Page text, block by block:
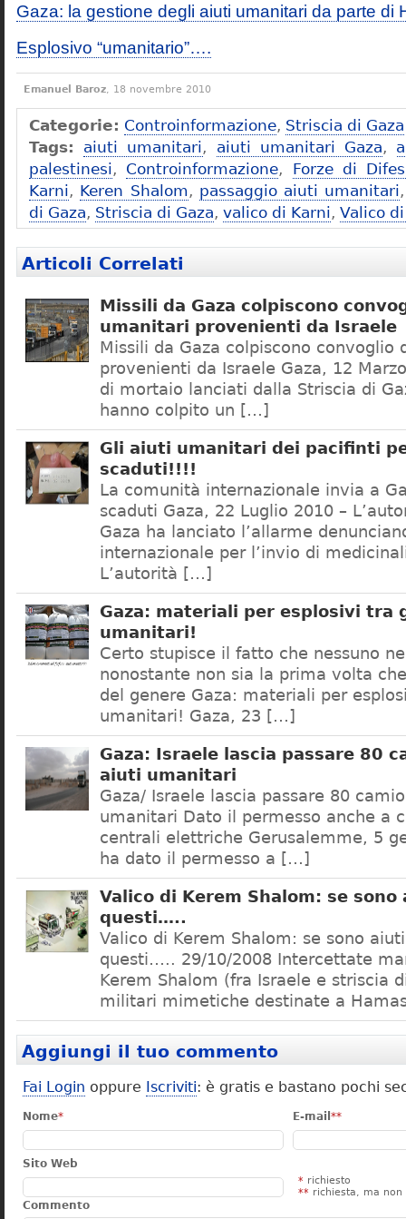
Gaza: la gestione degli aiuti umanitari da parte di
Esplosivo “umanitario”….
Emanuel Baroz, 18 novembre 2010
Categorie: Controinformazione, Striscia di Gaza
Tags:
aiuti umanitari, aiuti umanitari Gaza,
palestinesi, Controinformazione, Forze di
Karni, Keren Shalom, passaggio aiuti umanitari
di Gaza, Striscia di Gaza, valico di Karni, Valico
Articoli Correlati
Missili da Gaza colpiscono
umanitari provenienti da Israele
Missili da Gaza colpiscono
provenienti da Israele Gaza, 12
di mortaio lanciati dalla Striscia di
hanno colpito un […]
Gli aiuti umanitari dei pacifinti
scaduti!!!!
La comunità internazionale invia a
scaduti Gaza, 22 Luglio 2010 –
Gaza ha lanciato l’allarme
internazionale per l’invio di
L’autorità […]
Gaza: materiali per esplosivi tra
umanitari!
Certo stupisce il fatto che nessuno
nonostante non sia la prima volta
del genere Gaza: materiali per
umanitari! Gaza, 23 […]
Gaza: Israele lascia passare 80
aiuti umanitari
Gaza/ Israele lascia passare 80
umanitari Dato il permesso anche a
centrali elettriche Gerusalemme, 5
ha dato il permesso a […]
Valico di Kerem Shalom: se
questi…..
Valico di Kerem Shalom: se sono
questi….. 29/10/2008 Intercettate
Kerem Shalom (fra Israele e striscia
militari mimetiche destinate a
Aggiungi il tuo commento
Fai Login oppure Iscriviti: è gratis e bastano pochi
Nome* E-mail **
Sito Web
* richiesto
** richiesta, ma non
Commento